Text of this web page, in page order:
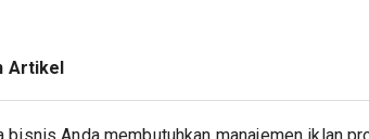
Artikel